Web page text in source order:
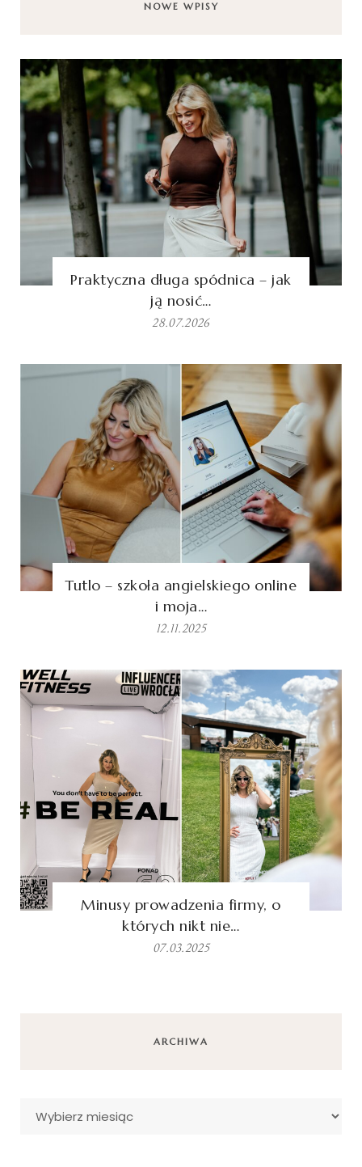
NOWE WPISY
Praktyczna długa spódnica – jak
ją nosić…
28.07.2026
Tutlo – szkoła angielskiego online
i moja…
12.11.2025
Minusy prowadzenia firmy, o
których nikt nie…
07.03.2025
ARCHIWA